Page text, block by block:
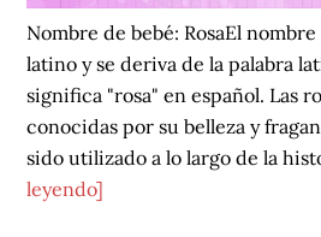
Nombre de bebé: RosaEl
latino y se deriva de la palabra
significa "rosa" en español. Las
conocidas por su belleza y
sido utilizado a lo largo de la
leyendo]